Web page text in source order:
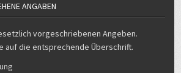
ANGABEN
vorgeschriebenen Angeben.
auf die entsprechende Überschrift.